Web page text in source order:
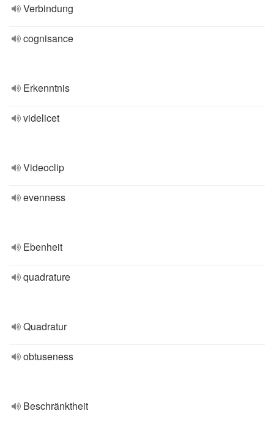
Verbindung
cognisance
Erkenntnis
videlicet
Videoclip
evenness
Ebenheit
quadrature
Quadratur
obtuseness
Beschränktheit